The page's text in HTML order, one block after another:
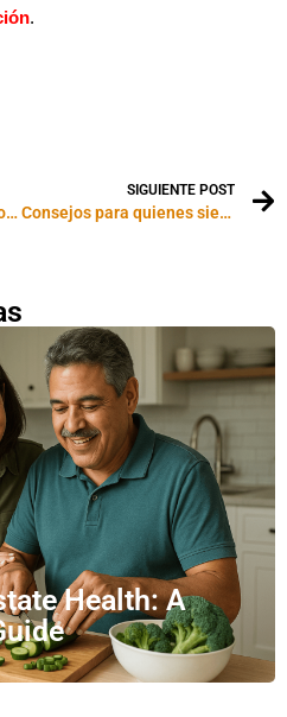
.
El nido vacío: cuando el hogar vuelve a ser casa
SIGUIENTE POST
Consejos para quienes sienten que el tiempo nunca les alcanza
Health: A